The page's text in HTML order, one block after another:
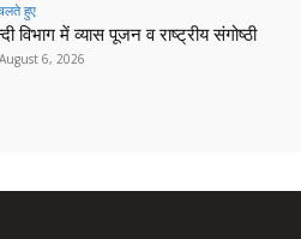
हुए
विभाग में व्यास पूजन व राष्ट्रीय संगोष्ठी
August 6, 2026